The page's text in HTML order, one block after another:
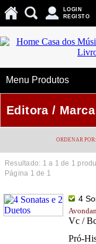
LOGIN
REGISTO
Menu Produtos
Editora /
ORDENAR POR:
Resultado: 1 a 1 de 1
Página 1 de 1
4
Vc /
Pró-